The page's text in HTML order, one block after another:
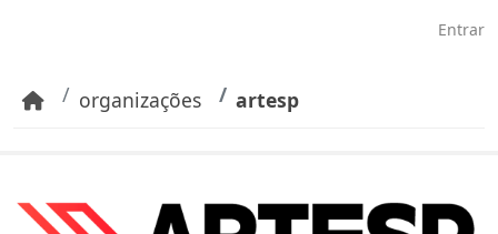
Entrar
organizações artesp